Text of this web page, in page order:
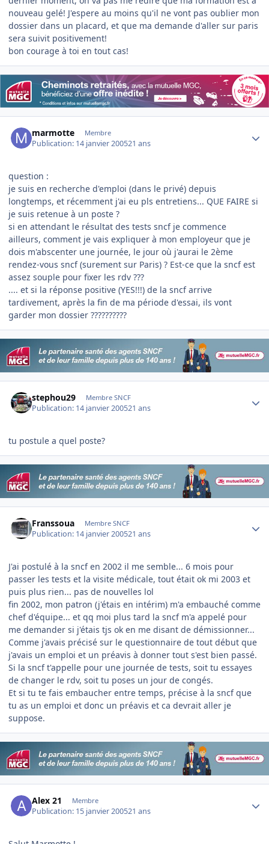
nouveau gelé! J'espere au moins qu'il ne vont pas oublier mon
dossier dans un placard, et que ma demande d'aller sur paris
sera suivit positivement!
bon courage à toi en tout cas!
marmotte Membre
Publication: 14 janvier 200521 ans
question :
je suis en recherche d'emploi (dans le privé) depuis
longtemps, et récemment j'ai eu pls entretiens... QUE FAIRE si
je suis retenue à un poste ?
si en attendant le résultat des tests sncf je commence
ailleurs, comment je vais expliquer à mon employeur que je
dois m'abscenter une journée, le jour où j'aurai le 2ème
rendez-vous sncf (surement sur Paris) ? Est-ce que la sncf est
assez souple pour fixer les rdv ???
.... et si la réponse positive (YES!!!) de la sncf arrive
tardivement, après la fin de ma période d'essai, ils vont
garder mon dossier ??????????
stephou29 Membre SNCF
Publication: 14 janvier 200521 ans
tu postule a quel poste?
Franssoua Membre SNCF
Publication: 14 janvier 200521 ans
J'ai postulé à la sncf en 2002 il me semble... 6 mois pour
passer les tests et la visite médicale, tout était ok mi 2003 et
puis plus rien... pas de nouvelles lol
fin 2002, mon patron (j'étais en intérim) m'a embauché comme
chef d'équipe... et qq moi plus tard la sncf m'a appelé pour
me demander si j'étais tjs ok en me disant de démissionner...
Comme j'avais précisé sur le questionnaire de tout début que
j'avais un emploi et un préavis à donner tout s'est bien passé.
Si la sncf t'appelle pour une journée de tests, soit tu essayes
de changer le rdv, soit tu poses un jour de congés.
Et si tu te fais embaucher entre temps, précise à la sncf que
tu as un emploi et donc un préavis et ca devrait aller je
suppose.
Alex 21 Membre
Publication: 15 janvier 200521 ans